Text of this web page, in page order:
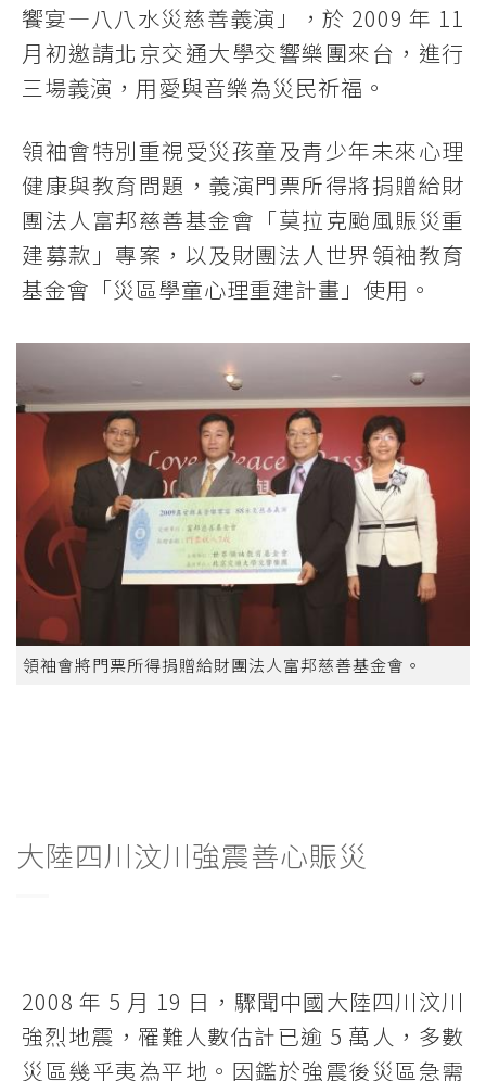
饗宴―八八水災慈善義演」，於 2009 年 11
月初邀請北京交通大學交響樂團來台，進行
三場義演，用愛與音樂為災民祈福。
領袖會特別重視受災孩童及青少年未來心理
健康與教育問題，義演門票所得將捐贈給財
團法人富邦慈善基金會「莫拉克颱風賑災重
建募款」專案，以及財團法人世界領袖教育
基金會「災區學童心理重建計畫」使用。
領袖會將門票所得捐贈給財團法人富邦慈善基金會。
大陸四川汶川強震善心賑災
2008 年 5 月 19 日，驟聞中國大陸四川汶川
強烈地震，罹難人數估計已逾 5 萬人，多數
災區幾乎夷為平地。因鑑於強震後災區急需